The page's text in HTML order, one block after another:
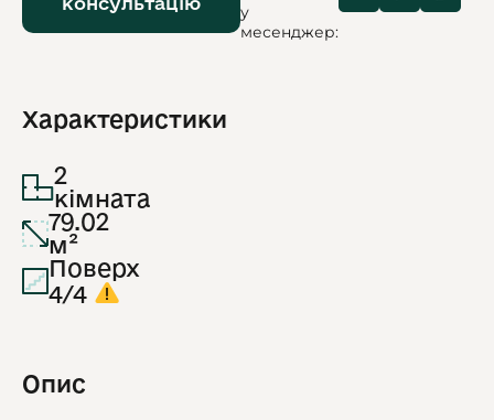
у
месенджер:
Характеристики
2
кімната
79.02
м²
Поверх
4/4
Опис